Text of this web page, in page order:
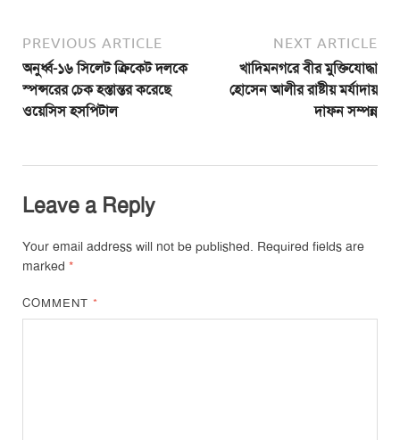
PREVIOUS ARTICLE
অনুর্ধ্ব-১৬ সিলেট ক্রিকেট দলকে
স্পন্সরের চেক হস্তান্তর করেছে
ওয়েসিস হসপিটাল
NEXT ARTICLE
খাদিমনগরে বীর মুক্তিযোদ্ধা
হোসেন আলীর রাষ্টীয় মর্যাদায়
দাফন সম্পন্ন
Leave a Reply
Your email address will not be published. Required fields are
marked *
COMMENT*